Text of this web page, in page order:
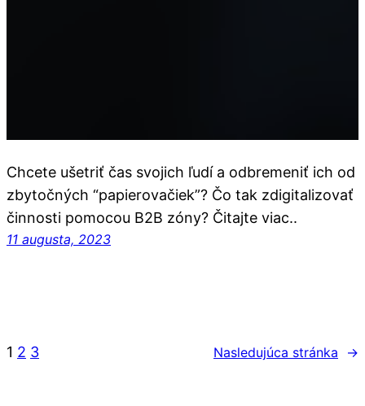
Chcete ušetriť čas svojich ľudí a odbremeniť ich od
zbytočných “papierovačiek”? Čo tak zdigitalizovať
činnosti pomocou B2B zóny? Čitajte viac..
11 augusta, 2023
1 2 3 Nasledujúca stránka →